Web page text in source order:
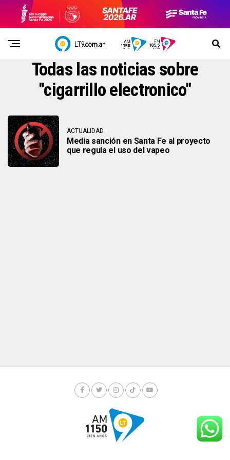
Todas las noticias sobre
"cigarrillo electronico"
ACTUALIDAD
Media sanción en Santa Fe al proyecto
que regula el uso del vapeo